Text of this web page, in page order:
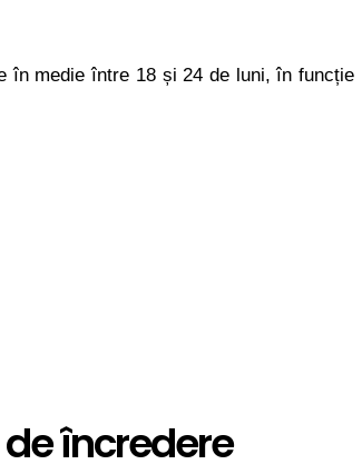
în medie între 18 și 24 de luni, în funcție
încredere